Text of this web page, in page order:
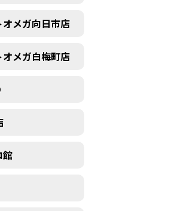
メガ向日市店
メガ白梅町店